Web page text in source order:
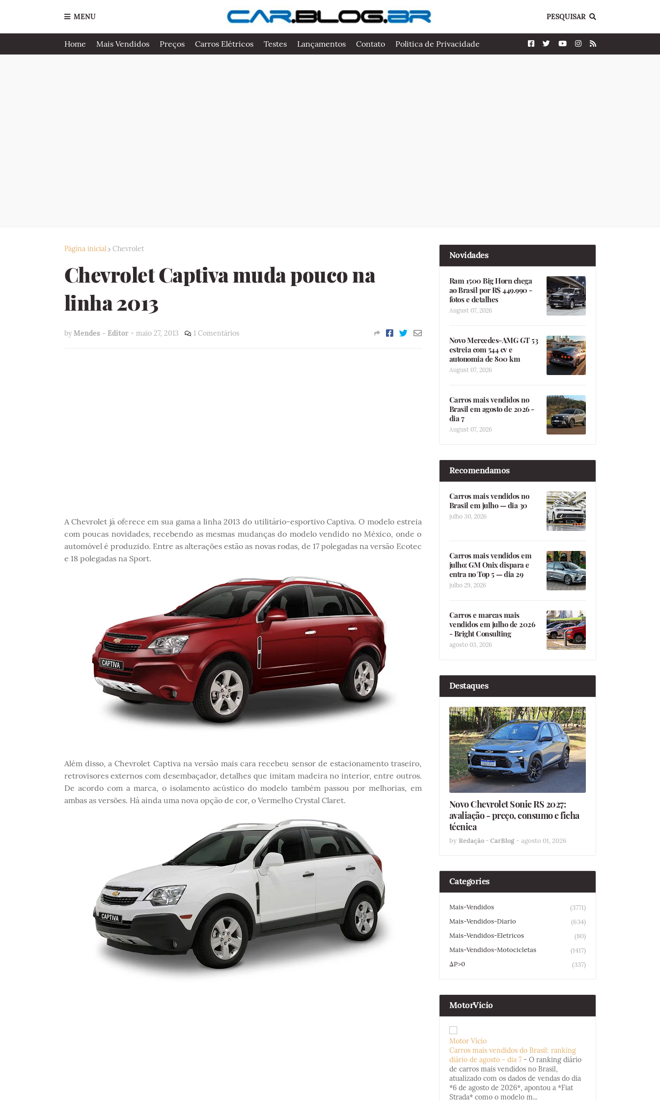
MENU PESQUISAR
Home Mais Vendidos Preços Carros Elétricos Testes Lançamentos Contato Politica de Privacidade
Página inicial Chevrolet
Chevrolet Captiva muda pouco na
linha 2013
by Mendes - Editor - maio 27, 2013 1 Comentários
A Chevrolet já oferece em sua gama a linha 2013 do utilitário-esportivo Captiva. O modelo estreia
com poucas novidades, recebendo as mesmas mudanças do modelo vendido no México, onde o
automóvel é produzido. Entre as alterações estão as novas rodas, de 17 polegadas na versão Ecotec
e 18 polegadas na Sport.
Além disso, a Chevrolet Captiva na versão mais cara recebeu sensor de estacionamento traseiro,
retrovisores externos com desembaçador, detalhes que imitam madeira no interior, entre outros.
De acordo com a marca, o isolamento acústico do modelo também passou por melhorias, em
ambas as versões. Há ainda uma nova opção de cor, o Vermelho Crystal Claret.
Novidades
Ram 1500 Big Horn chega
ao Brasil por R$ 449.990 -
fotos e detalhes
August 07, 2026
Novo Mercedes-AMG GT 53
estreia com 544 cv e
autonomia de 800 km
August 07, 2026
Carros mais vendidos no
Brasil em agosto de 2026 -
dia 7
August 07, 2026
Recomendamos
Carros mais vendidos no
Brasil em julho — dia 30
julho 30, 2026
Carros mais vendidos em
julho: GM Onix dispara e
entra no Top 5 — dia 29
julho 29, 2026
Carros e marcas mais
vendidos em julho de 2026
- Bright Consulting
agosto 03, 2026
Destaques
Novo Chevrolet Sonic RS 2027:
avaliação - preço, consumo e ficha
técnica
by Redação - CarBlog - agosto 01, 2026
Categories
Mais-Vendidos
(3771)
Mais-Vendidos-Diario
(634)
Mais-Vendidos-Eletricos
(80)
Mais-Vendidos-Motocicletas
(1417)
ΔP>0
(337)
MotorVicio
Motor Vício
Carros mais vendidos do Brasil: ranking
diário de agosto - dia 7 - O ranking diário
de carros mais vendidos no Brasil,
atualizado com os dados de vendas do dia
*6 de agosto de 2026*, apontou a *Fiat
Strada* como o modelo m...